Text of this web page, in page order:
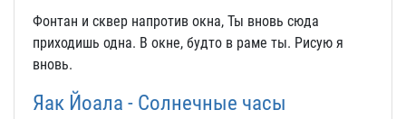
Фонтан и сквер напротив окна, Ты вновь сюда
приходишь одна. В окне, будто в раме ты. Рисую я
вновь.
Яак Йоала - Солнечные часы